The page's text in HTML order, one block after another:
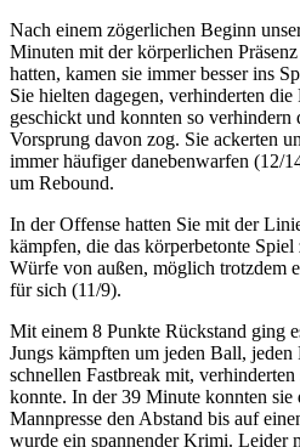
Nach einem zögerlichen Beginn
Minuten mit der körperlichen
hatten, kamen sie immer besser ins
Sie hielten dagegen, verhinderten die
geschickt und konnten so verhindern
Vorsprung davon zog. Sie ackerten
immer häufiger danebenwarfen (12/
um Rebound.
In der Offense hatten Sie mit der
kämpfen, die das körperbetonte
Würfe von außen, möglich trotzdem
für sich (11/9).
Mit einem 8 Punkte Rückstand ging
Jungs kämpften um jeden Ball,
schnellen Fastbreak mit,
konnte. In der 39 Minute konnten sie
Mannpresse den Abstand bis auf
wurde ein spannender Krimi. Leider